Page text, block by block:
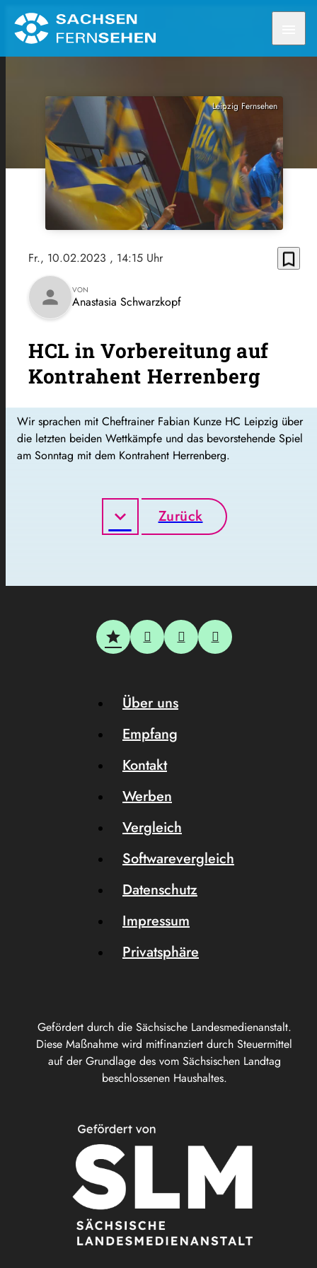
Leipzig Fernsehen
Fr., 10.02.2023 , 14:15 Uhr bookmark_border
person VON
Anastasia Schwarzkopf
HCL in Vorbereitung auf
Kontrahent Herrenberg
Wir sprachen mit Cheftrainer Fabian Kunze HC Leipzig über
die letzten beiden Wettkämpfe und das bevorstehende Spiel
am Sonntag mit dem Kontrahent Herrenberg.
Zurück
Gefördert durch die Sächsische Landesmedienanstalt.
Diese Maßnahme wird mitfinanziert durch Steuermittel
auf der Grundlage des vom Sächsischen Landtag
beschlossenen Haushaltes.
Über uns
Empfang
Kontakt
Werben
Vergleich
Softwarevergleich
Datenschutz
Impressum
Privatsphäre